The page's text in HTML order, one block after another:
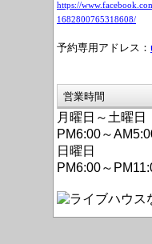
https://
1682800765318608/
予約専用アドレス：
営業時間
月曜日～土曜日
PM6:00～
日曜日
PM6:00～